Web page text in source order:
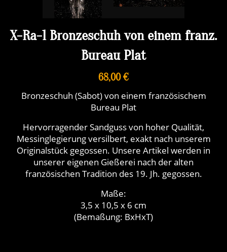
X-Ra-1 Bronzeschuh von einem franz.
Bureau Plat
68,00 €
Bronzeschuh (Sabot) von einem französischem
Bureau Plat
Hervorragender Sandguss von hoher Qualität,
Messinglegierung versilbert, exakt nach unserem
Originalstück gegossen. Unsere Artikel werden in
unserer eigenen Gießerei nach der alten
französischen Tradition des 19. Jh. gegossen.
Maße:
3,5 x 10,5 x 6 cm
(Bemaßung: BxHxT)